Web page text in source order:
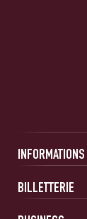
INFORMATIONS
BILLETTERIE